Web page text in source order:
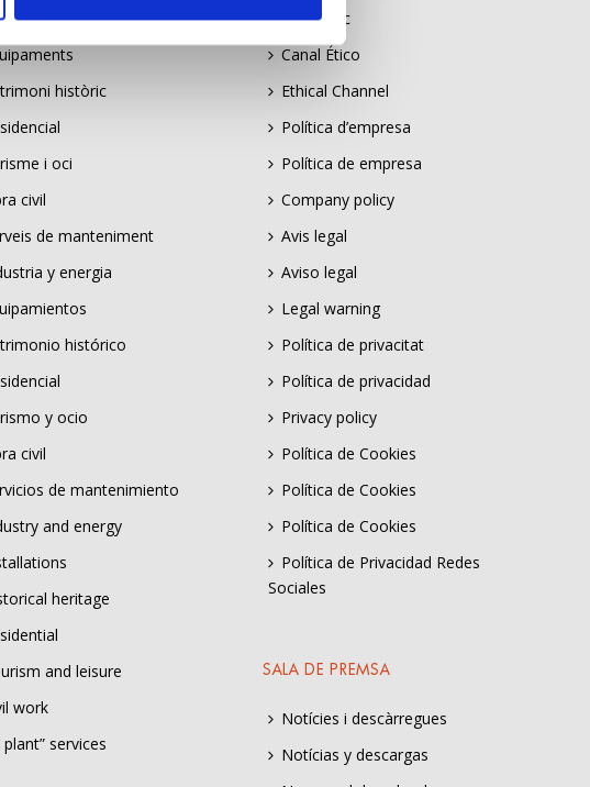
i energia
històric
i oci
civil
de manteniment
y energia
histórico
y ocio
civil
de mantenimiento
and energy
heritage
and leisure
work
plant” services
Canal Ètic
Canal Ético
Ethical Channel
Política d’empresa
Política de empresa
Company policy
Avis legal
Aviso legal
Legal warning
Política de privacitat
Política de privacidad
Privacy policy
Política de Cookies
Política de Cookies
Política de Cookies
Política de Privacidad Redes
Sociales
SALA DE PREMSA
Notícies i descàrregues
Notícias y descargas